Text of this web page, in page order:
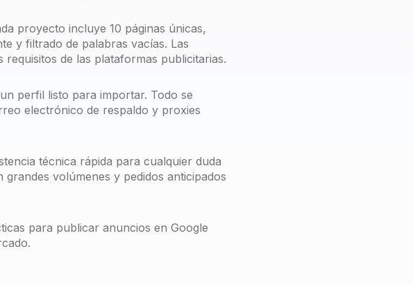
proyecto incluye 10 páginas únicas,
y filtrado de palabras vacías. Las
de las plataformas publicitarias.
perfil listo para importar. Todo se
electrónico de respaldo y proxies
técnica rápida para cualquier duda
volúmenes y pedidos anticipados
para publicar anuncios en Google